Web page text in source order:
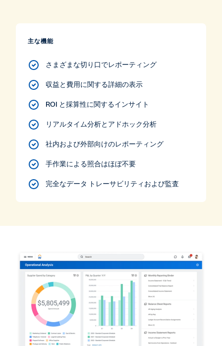
主な機能
さまざまな切り口でレポーティング
収益と費用に関する詳細の表示
ROI と採算性に関するインサイト
リアルタイム分析とアドホック分析
社内および外部向けのレポーティング
手作業による照合はほぼ不要
完全なデータ トレーサビリティおよび監査